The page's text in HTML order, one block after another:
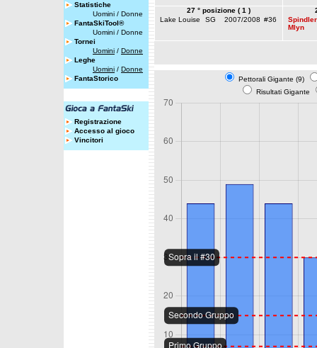
Statistiche
Uomini / Donne
FantaSkiTool®
Uomini / Donne
Tornei
Uomini / Donne
Leghe
Uomini / Donne
FantaStorico
Registrazione
Accesso al gioco
Vincitori
27 ° posizione ( 1 )
Lake Louise
SG 2007/2008 #36
Mlyn
Pettorali Gigante (9)
Risultati Gigante